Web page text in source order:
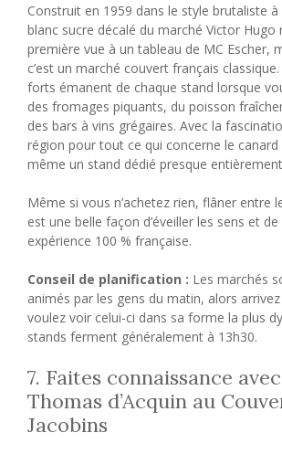
Construit en 1959 dans le style brutaliste
blanc sucre décalé du marché Victor Hugo
première vue à un tableau de MC Escher,
c’est un marché couvert français
forts émanent de chaque stand lorsque
des fromages piquants, du poisson
des bars à vins grégaires. Avec la
région pour tout ce qui concerne le canard
même un stand dédié presque
Même si vous n’achetez rien, flâner entre
est une belle façon d’éveiller les sens et
expérience 100 % française.
Conseil de planification : Les marchés
animés par les gens du matin, alors
voulez voir celui-ci dans sa forme la plus
stands ferment généralement à 13h30.
7. Faites connaissance
Thomas d’Acquin au
Jacobins